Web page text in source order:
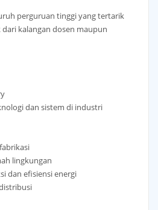
perguruan tinggi yang tertarik
kalangan dosen maupun
dan sistem di industri
lingkungan
dan efisiensi energi